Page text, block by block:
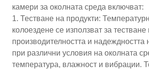
камери за околната среда включват:
1. Тестване на продукти:
колоездене се използват за тестване
производителността и надеждността
при различни условия на околната
температура, влажност и вибрации.